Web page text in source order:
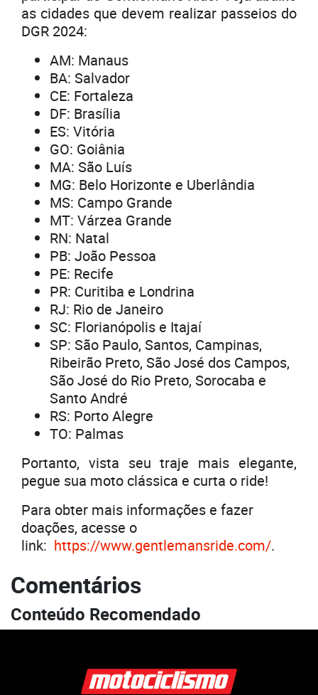
as cidades que devem realizar passeios do
DGR 2024:
AM: Manaus
BA: Salvador
CE: Fortaleza
DF: Brasília
ES: Vitória
GO: Goiânia
MA: São Luís
MG: Belo Horizonte e Uberlândia
MS: Campo Grande
MT: Várzea Grande
RN: Natal
PB: João Pessoa
PE: Recife
PR: Curitiba e Londrina
RJ: Rio de Janeiro
SC: Florianópolis e Itajaí
SP: São Paulo, Santos, Campinas,
Ribeirão Preto, São José dos Campos,
São José do Rio Preto, Sorocaba e
Santo André
RS: Porto Alegre
TO: Palmas
Portanto, vista seu traje mais elegante,
pegue sua moto clássica e curta o ride!
Para obter mais informações e fazer
doações, acesse o
link: https://www.gentlemansride.com/.
Comentários
Conteúdo Recomendado